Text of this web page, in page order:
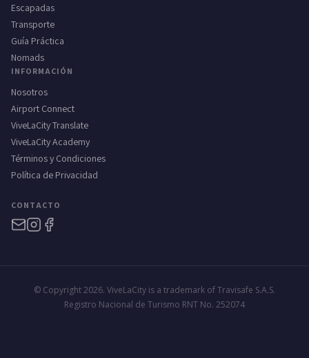
Escapadas
Transporte
Guía Práctica
Nomads
INFORMACIÓN
Nosotros
Airport Connect
ViveLaCity Translate
ViveLaCity Academy
Términos y Condiciones
Política de Privacidad
CONTACTO
© Copyright 2026. ViveLaCity is a trademark of Travisafe S.A.S.
Registro Nacional de Turismo RNT No. 252074